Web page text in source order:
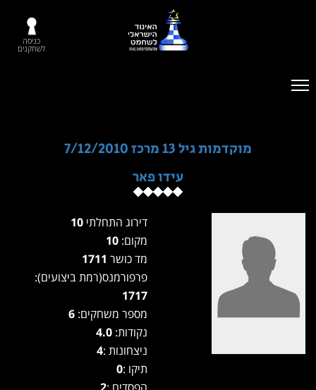
כניסה
לשחקנים
מוקדמות גיל 13 מרכז 7/12/2010
עידו פאר
דירוג התחלתי
מקום:
מד כושר
פרפורמנס(רמת ביצועים):
1717
מספר משחקים:
נקודות: 4.0
ניצחונות :4
תיקו :0